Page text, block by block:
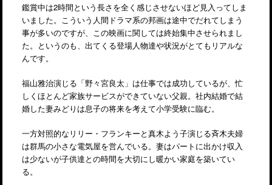
鑑賞中は2時間という長さを全く感じさせないほど見入ってしま
いました。こういう人間ドラマ系の邦画は途中でだれてしまう
事が多いのですが、この映画に関しては終始集中させられまし
た。というのも、出てくる登場人物達や状況がとてもリアルな
んです。
福山雅治演じる「野々宮良太」は仕事では成功しているが、忙
しくほとんど家族サービスができていない父親。社内結婚で結
婚した妻みどりは息子の将来を考えて小学受験に臨む。
一方対照的なリリー・フランキーと真木よう子演じる斉木夫婦
は群馬の小さな電気屋を営んでいる。妻はパートに出かけ収入
は少ないが子供達との時間を大切にし暖かい家庭を築いてい
る。